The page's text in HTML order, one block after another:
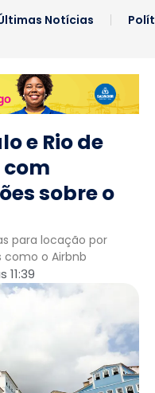
Notícias
e Rio de
sobre o
para locação por
o Airbnb
11:39